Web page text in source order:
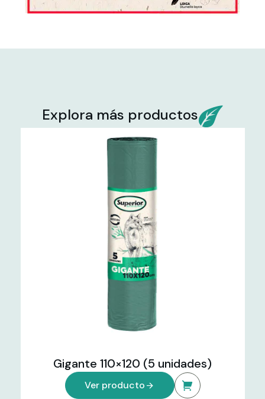
Explora más productos
Gigante 110×120 (5 unidades)
Ver producto